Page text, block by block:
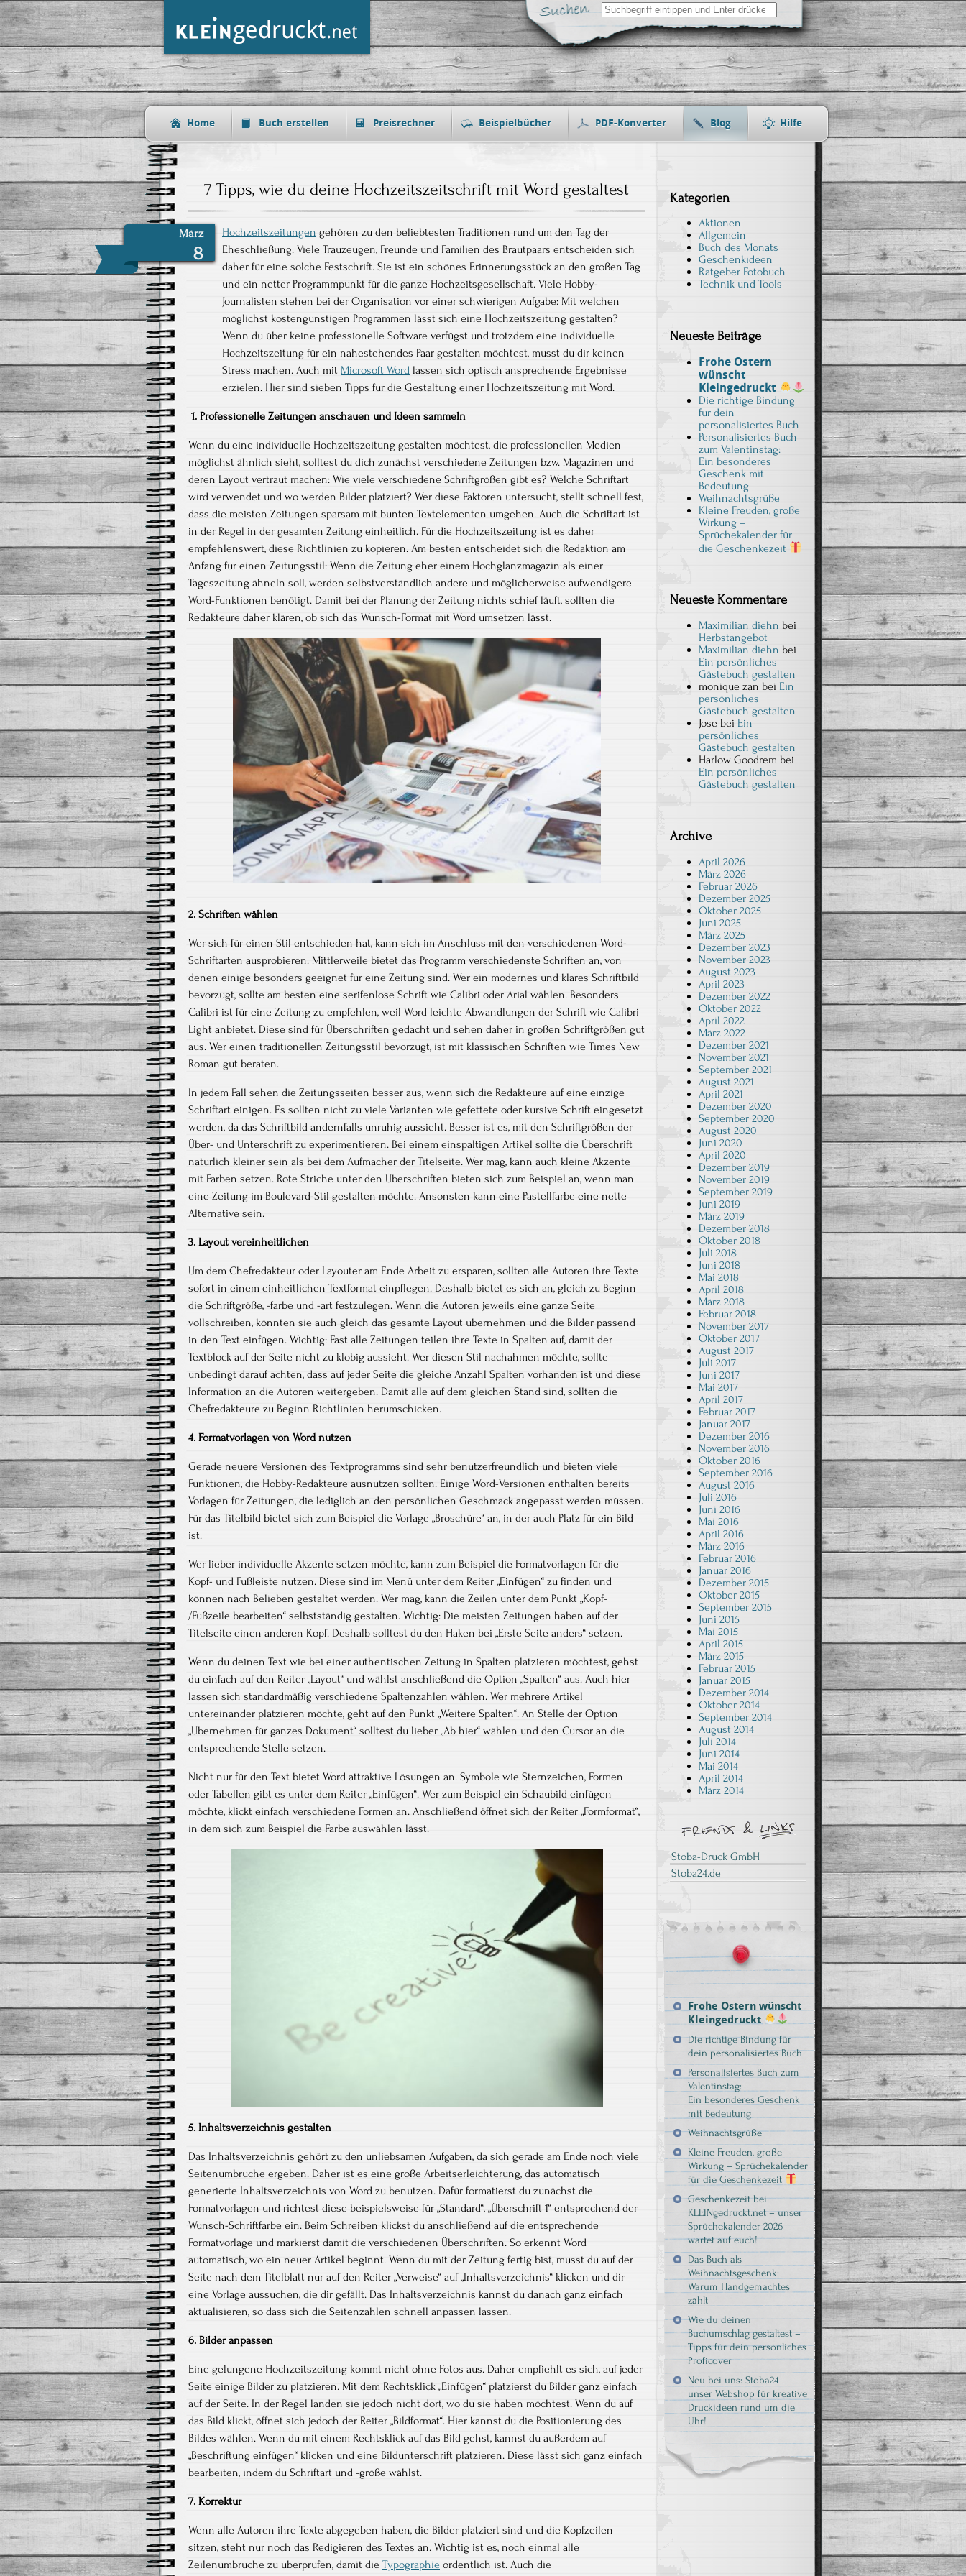
Search
for:
Home Buch erstellen Preisrechner Beispielbücher PDF-Konverter Blog Hilfe
7 Tipps, wie du deine Hochzeitszeitschrift mit Word gestaltest
März
8
Hochzeitszeitungen gehören zu den beliebtesten Traditionen rund um den Tag der
Eheschließung. Viele Trauzeugen, Freunde und Familien des Brautpaars entscheiden sich
daher für eine solche Festschrift. Sie ist ein schönes Erinnerungsstück an den großen Tag
und ein netter Programmpunkt für die ganze Hochzeitsgesellschaft. Viele Hobby-
Journalisten stehen bei der Organisation vor einer schwierigen Aufgabe: Mit welchen
möglichst kostengünstigen Programmen lässt sich eine Hochzeitszeitung gestalten?
Wenn du über keine professionelle Software verfügst und trotzdem eine individuelle
Hochzeitszeitung für ein nahestehendes Paar gestalten möchtest, musst du dir keinen
Stress machen. Auch mit Microsoft Word lassen sich optisch ansprechende Ergebnisse
erzielen. Hier sind sieben Tipps für die Gestaltung einer Hochzeitszeitung mit Word.
1. Professionelle Zeitungen anschauen und Ideen sammeln
Wenn du eine individuelle Hochzeitszeitung gestalten möchtest, die professionellen Medien
möglichst ähnlich sieht, solltest du dich zunächst verschiedene Zeitungen bzw. Magazinen und
deren Layout vertraut machen: Wie viele verschiedene Schriftgrößen gibt es? Welche Schriftart
wird verwendet und wo werden Bilder platziert? Wer diese Faktoren untersucht, stellt schnell fest,
dass die meisten Zeitungen sparsam mit bunten Textelementen umgehen. Auch die Schriftart ist
in der Regel in der gesamten Zeitung einheitlich. Für die Hochzeitszeitung ist es daher
empfehlenswert, diese Richtlinien zu kopieren. Am besten entscheidet sich die Redaktion am
Anfang für einen Zeitungsstil: Wenn die Zeitung eher einem Hochglanzmagazin als einer
Tageszeitung ähneln soll, werden selbstverständlich andere und möglicherweise aufwendigere
Word-Funktionen benötigt. Damit bei der Planung der Zeitung nichts schief läuft, sollten die
Redakteure daher klären, ob sich das Wunsch-Format mit Word umsetzen lässt.
2. Schriften wählen
Wer sich für einen Stil entschieden hat, kann sich im Anschluss mit den verschiedenen Word-
Schriftarten ausprobieren. Mittlerweile bietet das Programm verschiedenste Schriften an, von
denen einige besonders geeignet für eine Zeitung sind. Wer ein modernes und klares Schriftbild
bevorzugt, sollte am besten eine serifenlose Schrift wie Calibri oder Arial wählen. Besonders
Calibri ist für eine Zeitung zu empfehlen, weil Word leichte Abwandlungen der Schrift wie Calibri
Light anbietet. Diese sind für Überschriften gedacht und sehen daher in großen Schriftgrößen gut
aus. Wer einen traditionellen Zeitungsstil bevorzugt, ist mit klassischen Schriften wie Times New
Roman gut beraten.
In jedem Fall sehen die Zeitungsseiten besser aus, wenn sich die Redakteure auf eine einzige
Schriftart einigen. Es sollten nicht zu viele Varianten wie gefettete oder kursive Schrift eingesetzt
werden, da das Schriftbild andernfalls unruhig aussieht. Besser ist es, mit den Schriftgrößen der
Über- und Unterschrift zu experimentieren. Bei einem einspaltigen Artikel sollte die Überschrift
natürlich kleiner sein als bei dem Aufmacher der Titelseite. Wer mag, kann auch kleine Akzente
mit Farben setzen. Rote Striche unter den Überschriften bieten sich zum Beispiel an, wenn man
eine Zeitung im Boulevard-Stil gestalten möchte. Ansonsten kann eine Pastellfarbe eine nette
Alternative sein.
3. Layout vereinheitlichen
Um dem Chefredakteur oder Layouter am Ende Arbeit zu ersparen, sollten alle Autoren ihre Texte
sofort in einem einheitlichen Textformat einpflegen. Deshalb bietet es sich an, gleich zu Beginn
die Schriftgröße, -farbe und -art festzulegen. Wenn die Autoren jeweils eine ganze Seite
vollschreiben, könnten sie auch gleich das gesamte Layout übernehmen und die Bilder passend
in den Text einfügen. Wichtig: Fast alle Zeitungen teilen ihre Texte in Spalten auf, damit der
Textblock auf der Seite nicht zu klobig aussieht. Wer diesen Stil nachahmen möchte, sollte
unbedingt darauf achten, dass auf jeder Seite die gleiche Anzahl Spalten vorhanden ist und diese
Information an die Autoren weitergeben. Damit alle auf dem gleichen Stand sind, sollten die
Chefredakteure zu Beginn Richtlinien herumschicken.
4. Formatvorlagen von Word nutzen
Gerade neuere Versionen des Textprogramms sind sehr benutzerfreundlich und bieten viele
Funktionen, die Hobby-Redakteure ausnutzen sollten. Einige Word-Versionen enthalten bereits
Vorlagen für Zeitungen, die lediglich an den persönlichen Geschmack angepasst werden müssen.
Für das Titelbild bietet sich zum Beispiel die Vorlage „Broschüre“ an, in der auch Platz für ein Bild
ist.
Wer lieber individuelle Akzente setzen möchte, kann zum Beispiel die Formatvorlagen für die
Kopf- und Fußleiste nutzen. Diese sind im Menü unter dem Reiter „Einfügen“ zu finden und
können nach Belieben gestaltet werden. Wer mag, kann die Zeilen unter dem Punkt „Kopf-
/Fußzeile bearbeiten“ selbstständig gestalten. Wichtig: Die meisten Zeitungen haben auf der
Titelseite einen anderen Kopf. Deshalb solltest du den Haken bei „Erste Seite anders“ setzen.
Wenn du deinen Text wie bei einer authentischen Zeitung in Spalten platzieren möchtest, gehst
du einfach auf den Reiter „Layout“ und wählst anschließend die Option „Spalten“ aus. Auch hier
lassen sich standardmäßig verschiedene Spaltenzahlen wählen. Wer mehrere Artikel
untereinander platzieren möchte, geht auf den Punkt „Weitere Spalten“. An Stelle der Option
„Übernehmen für ganzes Dokument“ solltest du lieber „Ab hier“ wählen und den Cursor an die
entsprechende Stelle setzen.
Nicht nur für den Text bietet Word attraktive Lösungen an. Symbole wie Sternzeichen, Formen
oder Tabellen gibt es unter dem Reiter „Einfügen“. Wer zum Beispiel ein Schaubild einfügen
möchte, klickt einfach verschiedene Formen an. Anschließend öffnet sich der Reiter „Formformat“,
in dem sich zum Beispiel die Farbe auswählen lässt.
5. Inhaltsverzeichnis gestalten
Das Inhaltsverzeichnis gehört zu den unliebsamen Aufgaben, da sich gerade am Ende noch viele
Seitenumbrüche ergeben. Daher ist es eine große Arbeitserleichterung, das automatisch
generierte Inhaltsverzeichnis von Word zu benutzen. Dafür formatierst du zunächst die
Formatvorlagen und richtest diese beispielsweise für „Standard“, „Überschrift 1“ entsprechend der
Wunsch-Schriftfarbe ein. Beim Schreiben klickst du anschließend auf die entsprechende
Formatvorlage und markierst damit die verschiedenen Überschriften. So erkennt Word
automatisch, wo ein neuer Artikel beginnt. Wenn du mit der Zeitung fertig bist, musst du auf der
Seite nach dem Titelblatt nur auf den Reiter „Verweise“ auf „Inhaltsverzeichnis“ klicken und dir
eine Vorlage aussuchen, die dir gefällt. Das Inhaltsverzeichnis kannst du danach ganz einfach
aktualisieren, so dass sich die Seitenzahlen schnell anpassen lassen.
6. Bilder anpassen
Eine gelungene Hochzeitszeitung kommt nicht ohne Fotos aus. Daher empfiehlt es sich, auf jeder
Seite einige Bilder zu platzieren. Mit dem Rechtsklick „Einfügen“ platzierst du Bilder ganz einfach
auf der Seite. In der Regel landen sie jedoch nicht dort, wo du sie haben möchtest. Wenn du auf
das Bild klickt, öffnet sich jedoch der Reiter „Bildformat“. Hier kannst du die Positionierung des
Bildes wählen. Wenn du mit einem Rechtsklick auf das Bild gehst, kannst du außerdem auf
„Beschriftung einfügen“ klicken und eine Bildunterschrift platzieren. Diese lässt sich ganz einfach
bearbeiten, indem du Schriftart und -größe wählst.
7. Korrektur
Wenn alle Autoren ihre Texte abgegeben haben, die Bilder platziert sind und die Kopfzeilen
sitzen, steht nur noch das Redigieren des Textes an. Wichtig ist es, noch einmal alle
Zeilenumbrüche zu überprüfen, damit die Typographie ordentlich ist. Auch die
Kategorien
Aktionen
Allgemein
Buch des Monats
Geschenkideen
Ratgeber Fotobuch
Technik und Tools
Neueste Beiträge
Frohe Ostern
wünscht
Kleingedruckt
Die richtige Bindung
für dein
personalisiertes Buch
Personalisiertes Buch
zum Valentinstag:
Ein besonderes
Geschenk mit
Bedeutung
Weihnachtsgrüße
Kleine Freuden, große
Wirkung –
Sprüchekalender für
die Geschenkezeit
Neueste Kommentare
Maximilian diehn bei
Herbstangebot
Maximilian diehn bei
Ein persönliches
Gästebuch gestalten
monique zan bei Ein
persönliches
Gästebuch gestalten
Jose bei Ein
persönliches
Gästebuch gestalten
Harlow Goodrem bei
Ein persönliches
Gästebuch gestalten
Archive
April 2026
März 2026
Februar 2026
Dezember 2025
Oktober 2025
Juni 2025
März 2025
Dezember 2023
November 2023
August 2023
April 2023
Dezember 2022
Oktober 2022
April 2022
März 2022
Dezember 2021
November 2021
September 2021
August 2021
April 2021
Dezember 2020
September 2020
August 2020
Juni 2020
April 2020
Dezember 2019
November 2019
September 2019
Juni 2019
März 2019
Dezember 2018
Oktober 2018
Juli 2018
Juni 2018
Mai 2018
April 2018
März 2018
Februar 2018
November 2017
Oktober 2017
August 2017
Juli 2017
Juni 2017
Mai 2017
April 2017
Februar 2017
Januar 2017
Dezember 2016
November 2016
Oktober 2016
September 2016
August 2016
Juli 2016
Juni 2016
Mai 2016
April 2016
März 2016
Februar 2016
Januar 2016
Dezember 2015
Oktober 2015
September 2015
Juni 2015
Mai 2015
April 2015
März 2015
Februar 2015
Januar 2015
Dezember 2014
Oktober 2014
September 2014
August 2014
Juli 2014
Juni 2014
Mai 2014
April 2014
März 2014
Stoba-Druck GmbH
Stoba24.de
Frohe Ostern wünscht
Kleingedruckt
Die richtige Bindung für
dein personalisiertes Buch
Personalisiertes Buch zum
Valentinstag:
Ein besonderes Geschenk
mit Bedeutung
Weihnachtsgrüße
Kleine Freuden, große
Wirkung – Sprüchekalender
für die Geschenkezeit
Geschenkezeit bei
KLEINgedruckt.net – unser
Sprüchekalender 2026
wartet auf euch!
Das Buch als
Weihnachtsgeschenk:
Warum Handgemachtes
zählt
Wie du deinen
Buchumschlag gestaltest –
Tipps für dein persönliches
Proficover
Neu bei uns: Stoba24 –
unser Webshop für kreative
Druckideen rund um die
Uhr!